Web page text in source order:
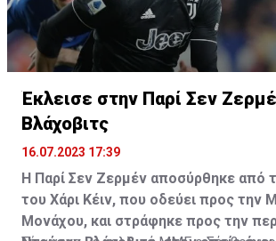
Έκλεισε στην Παρί Σεν
Βλάχοβιτς
16.07.2023 17:39
Η Παρί Σεν Ζερμέν αποσύρθηκε από
του Χάρι Κέιν, που οδεύει προς την
Μονάχου, και στράφηκε προς την